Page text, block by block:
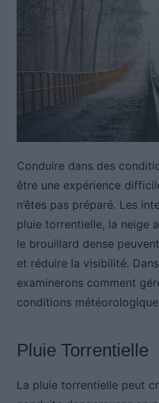
Conduire dans des
être une expérience
n’êtes pas préparé. Les
pluie torrentielle, la neige
le brouillard dense
et réduire la visibilité.
examinerons comment
conditions
Pluie Torrentielle
La pluie torrentielle peut